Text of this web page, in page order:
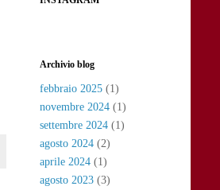
Archivio blog
febbraio 2025 (1)
novembre 2024 (1)
settembre 2024 (1)
agosto 2024 (2)
aprile 2024 (1)
agosto 2023 (3)